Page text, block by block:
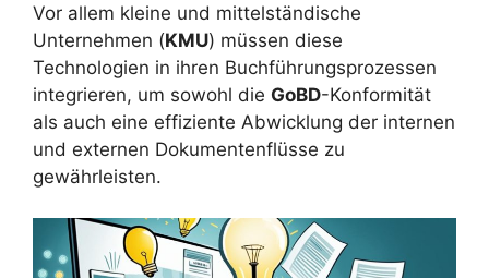
Vor allem kleine und mittelständische
Unternehmen (KMU) müssen diese
Technologien in ihren Buchführungsprozessen
integrieren, um sowohl die GoBD-Konformität
als auch eine effiziente Abwicklung der internen
und externen Dokumentenflüsse zu
gewährleisten.